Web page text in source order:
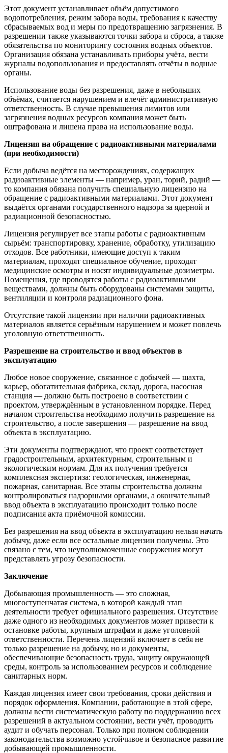
Этот документ устанавливает объём допустимого
водопотребления, режим забора воды, требования к качеству
сбрасываемых вод и меры по предотвращению загрязнения. В
разрешении также указываются точки забора и сброса, а также
обязательства по мониторингу состояния водных объектов.
Организация обязана устанавливать приборы учёта, вести
журналы водопользования и предоставлять отчёты в водные
органы.
Использование воды без разрешения, даже в небольших
объёмах, считается нарушением и влечёт административную
ответственность. В случае превышения лимитов или
загрязнения водных ресурсов компания может быть
оштрафована и лишена права на использование воды.
Лицензия на обращение с радиоактивными материалами
(при необходимости)
Если добыча ведётся на месторождениях, содержащих
радиоактивные элементы — например, уран, торий, радий —
то компания обязана получить специальную лицензию на
обращение с радиоактивными материалами. Этот документ
выдаётся органами государственного надзора за ядерной и
радиационной безопасностью.
Лицензия регулирует все этапы работы с радиоактивным
сырьём: транспортировку, хранение, обработку, утилизацию
отходов. Все работники, имеющие доступ к таким
материалам, проходят специальное обучение, проходят
медицинские осмотры и носят индивидуальные дозиметры.
Помещения, где проводятся работы с радиоактивными
веществами, должны быть оборудованы системами защиты,
вентиляции и контроля радиационного фона.
Отсутствие такой лицензии при наличии радиоактивных
материалов является серьёзным нарушением и может повлечь
уголовную ответственность.
Разрешение на строительство и ввод объектов в
эксплуатацию
Любое новое сооружение, связанное с добычей — шахта,
карьер, обогатительная фабрика, склад, дорога, насосная
станция — должно быть построено в соответствии с
проектом, утверждённым в установленном порядке. Перед
началом строительства необходимо получить разрешение на
строительство, а после завершения — разрешение на ввод
объекта в эксплуатацию.
Эти документы подтверждают, что проект соответствует
градостроительным, архитектурным, строительным и
экологическим нормам. Для их получения требуется
комплексная экспертиза: геологическая, инженерная,
пожарная, санитарная. Все этапы строительства должны
контролироваться надзорными органами, а окончательный
ввод объекта в эксплуатацию происходит только после
подписания акта приёмочной комиссии.
Без разрешения на ввод объекта в эксплуатацию нельзя начать
добычу, даже если все остальные лицензии получены. Это
связано с тем, что неуполномоченные сооружения могут
представлять угрозу безопасности.
Заключение
Добывающая промышленность — это сложная,
многоступенчатая система, в которой каждый этап
деятельности требует официального разрешения. Отсутствие
даже одного из необходимых документов может привести к
остановке работы, крупным штрафам и даже уголовной
ответственности. Перечень лицензий включает в себя не
только разрешение на добычу, но и документы,
обеспечивающие безопасность труда, защиту окружающей
среды, контроль за использованием ресурсов и соблюдение
санитарных норм.
Каждая лицензия имеет свои требования, сроки действия и
порядок оформления. Компании, работающие в этой сфере,
должны вести систематическую работу по поддержанию всех
разрешений в актуальном состоянии, вести учёт, проводить
аудит и обучать персонал. Только при полном соблюдении
законодательства возможно устойчивое и безопасное развитие
добывающей промышленности.